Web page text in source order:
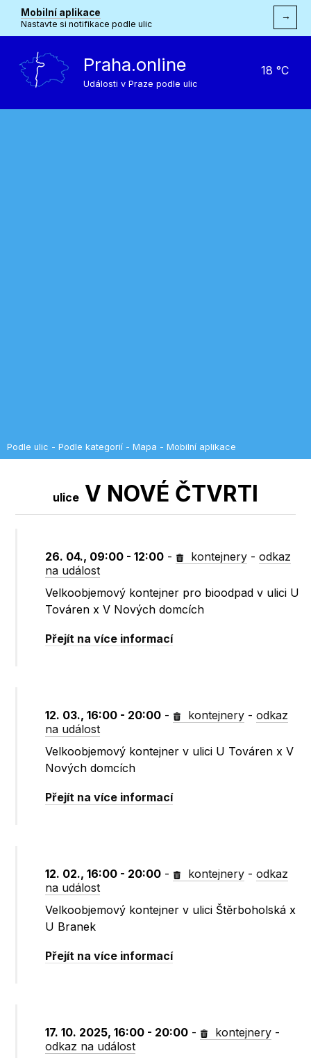
Mobilní aplikace
Nastavte si notifikace podle ulic
→
Praha.online
Události v Praze podle ulic
18 °C
Podle ulic - Podle kategorií - Mapa - Mobilní aplikace
ulice V NOVÉ ČTVRTI
26. 04., 09:00 - 12:00 - kontejnery -odkaz
na událost
Velkoobjemový kontejner pro bioodpad v ulici U
Továren x V Nových domcích
Přejít na více informací
12. 03., 16:00 - 20:00 - kontejnery -odkaz
na událost
Velkoobjemový kontejner v ulici U Továren x V
Nových domcích
Přejít na více informací
12. 02., 16:00 - 20:00 - kontejnery -odkaz
na událost
Velkoobjemový kontejner v ulici Štěrboholská x
U Branek
Přejít na více informací
17. 10. 2025, 16:00 - 20:00 - kontejnery -
odkaz na událost